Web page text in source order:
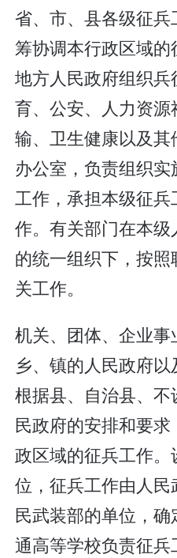
省、市、县各级征
筹协调本行政区域
地方人民政府组织
育、公安、人力资
输、卫生健康以及
办公室，负责组织
工作，承担本级征
作。有关部门在本
的统一组织下，按
关工作。
机关、团体、企业
乡、镇的人民政府
根据县、自治县、
民政府的安排和要
政区域的征兵工作
位，征兵工作由人
民武装部的单位，
通高等学校负责征